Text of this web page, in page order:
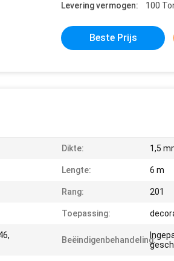
Levering vermogen:
100
Beste Prijs
Dikte: 1,5
Lengte: 6 m
Rang: 201
Toepassing:
Beëindigenbehandeling: